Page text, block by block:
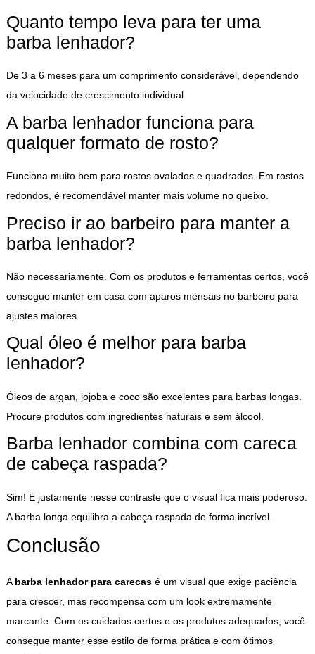
Quanto tempo leva para ter uma
barba lenhador?
De 3 a 6 meses para um comprimento considerável, dependendo
da velocidade de crescimento individual.
A barba lenhador funciona para
qualquer formato de rosto?
Funciona muito bem para rostos ovalados e quadrados. Em rostos
redondos, é recomendável manter mais volume no queixo.
Preciso ir ao barbeiro para manter a
barba lenhador?
Não necessariamente. Com os produtos e ferramentas certos, você
consegue manter em casa com aparos mensais no barbeiro para
ajustes maiores.
Qual óleo é melhor para barba
lenhador?
Óleos de argan, jojoba e coco são excelentes para barbas longas.
Procure produtos com ingredientes naturais e sem álcool.
Barba lenhador combina com careca
de cabeça raspada?
Sim! É justamente nesse contraste que o visual fica mais poderoso.
A barba longa equilibra a cabeça raspada de forma incrível.
Conclusão
A barba lenhador para carecasé um visual que exige paciência
para crescer, mas recompensa com um look extremamente
marcante. Com os cuidados certos e os produtos adequados, você
consegue manter esse estilo de forma prática e com ótimos